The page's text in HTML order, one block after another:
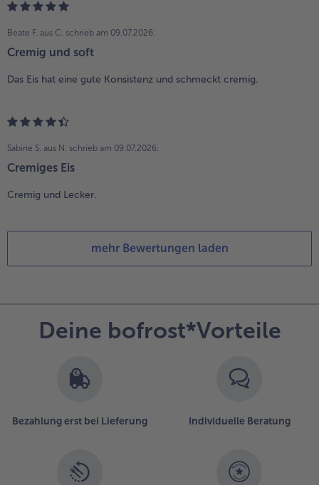
Beate F. aus C. schrieb am 09.07.2026:
Cremig und soft
Das Eis hat eine gute Konsistenz und schmeckt cremig.
Sabine S. aus N. schrieb am 09.07.2026:
Cremiges Eis
Cremig und Lecker.
mehr Bewertungen laden
Deine bofrost*Vorteile
Bezahlung erst bei Lieferung Individuelle Beratung